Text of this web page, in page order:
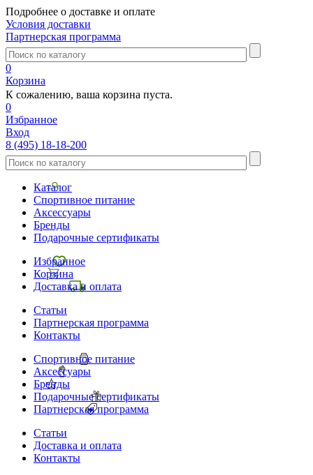
Подробнее о доставке и оплате
Условия доставки
Партнерская программа
0
Корзина
К сожалению, ваша корзина пуста.
0
Избранное
Вход
8 (495) 18-18-200
Каталог
Спортивное питание
Аксессуары
Бренды
Подарочные сертификаты
Избранное
Корзина
Доставка и оплата
Статьи
Партнерская программа
Контакты
Спортивное питание
Аксессуары
Бренды
Подарочные сертификаты
Партнерская программа
Статьи
Доставка и оплата
Контакты